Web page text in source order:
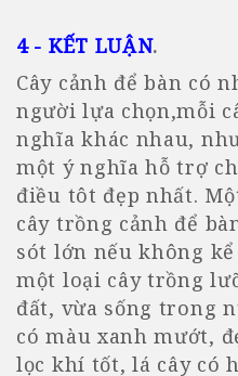
4 - KẾT LUẬN.
Cây cảnh để bàn có
người lựa chọn,mỗi
nghĩa khác nhau,
một ý nghĩa hỗ trợ
điều tôt đẹp nhất.
cây trồng cảnh để
sót lớn nếu không
một loại cây trồng
đất, vừa sống trong
có màu xanh mướt,
lọc khí tốt, lá cây có